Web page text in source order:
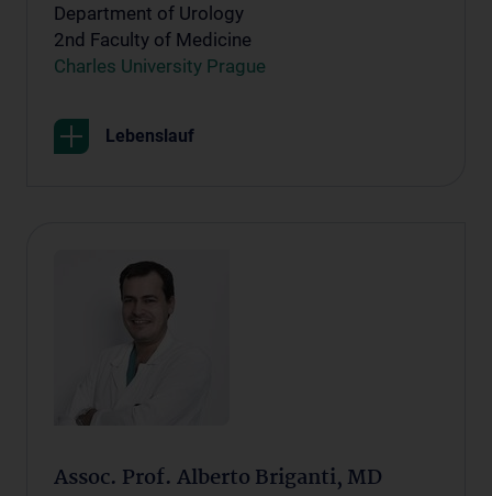
Department of Urology
2nd Faculty of Medicine
Charles University Prague
Lebenslauf
Assoc. Prof. Alberto Briganti, MD